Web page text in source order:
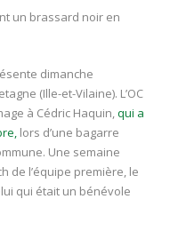
dimanche
(Ille-et-Vilaine). L’OC
à Cédric Haquin,qui a
lors d’une bagarre
Une semaine
de l’équipe première, le
qui était un bénévole